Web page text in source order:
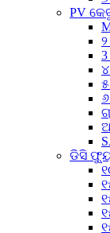
PV
ଡିସି